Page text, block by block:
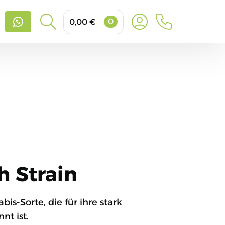
0,00€ 0
Strain
Sorte, die für ihre stark
ist.